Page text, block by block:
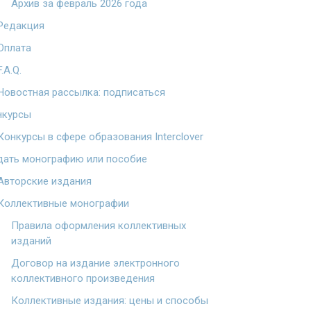
Архив за февраль 2026 года
рассылка: подписаться
в сфере образования Interclover
монографию или пособие
издания
монографии
Правила оформления коллективных
изданий
Договор на издание электронного
коллективного произведения
Коллективные издания: цены и способы